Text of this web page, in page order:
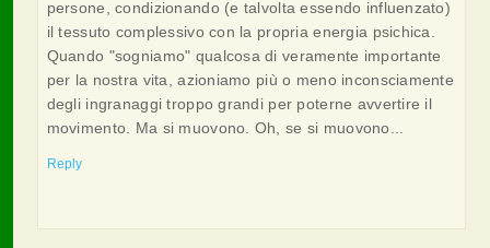
persone, condizionando (e talvolta essendo influenzato)
il tessuto complessivo con la propria energia psichica.
Quando "sogniamo" qualcosa di veramente importante
per la nostra vita, azioniamo più o meno inconsciamente
degli ingranaggi troppo grandi per poterne avvertire il
movimento. Ma si muovono. Oh, se si muovono...
Reply